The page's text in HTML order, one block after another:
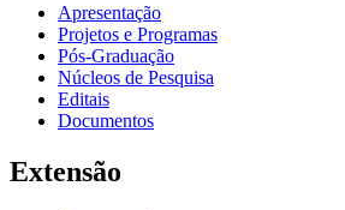
Apresentação
Projetos e Programas
Pós-Graduação
Núcleos de Pesquisa
Editais
Documentos
Extensão